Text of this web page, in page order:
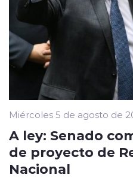
Miércoles 5 de agosto de
A ley: Senado
de proyecto de
Nacional